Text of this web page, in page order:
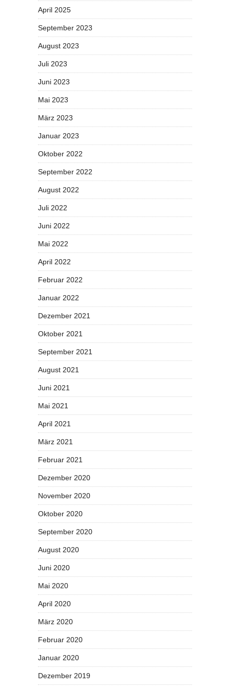
April 2025
September 2023
August 2023
Juli 2023
Juni 2023
Mai 2023
März 2023
Januar 2023
Oktober 2022
September 2022
August 2022
Juli 2022
Juni 2022
Mai 2022
April 2022
Februar 2022
Januar 2022
Dezember 2021
Oktober 2021
September 2021
August 2021
Juni 2021
Mai 2021
April 2021
März 2021
Februar 2021
Dezember 2020
November 2020
Oktober 2020
September 2020
August 2020
Juni 2020
Mai 2020
April 2020
März 2020
Februar 2020
Januar 2020
Dezember 2019